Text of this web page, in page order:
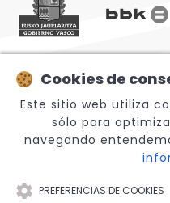
© 2026 Sabino Arana
Cookies de
Este sitio web utiliza
sólo para
navegando
PREFERENCIAS DE COOKIES